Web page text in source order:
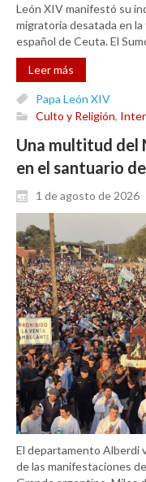
León XIV manifestó su
migratoria desatada en
español de Ceuta. El
Leer más
Papa León XIV
Culto y Religión,
Una multitud del
en el santuario
1 de agosto de 2026
El departamento Alberdi
de las manifestaciones